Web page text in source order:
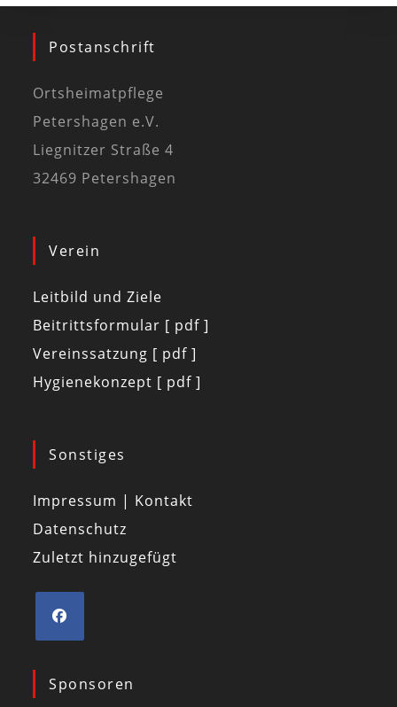
Postanschrift
Ortsheimatpflege
Petershagen e.V.
Liegnitzer Straße 4
32469 Petershagen
Verein
Leitbild und Ziele
Beitrittsformular [ pdf ]
Vereinssatzung [ pdf ]
Hygienekonzept [ pdf ]
Sonstiges
Impressum | Kontakt
Datenschutz
Zuletzt hinzugefügt
Sponsoren